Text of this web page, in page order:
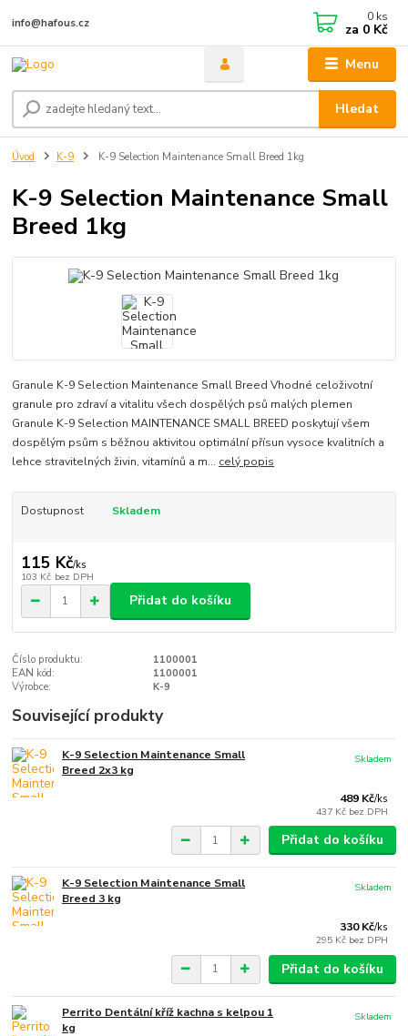
Menu
Hledat
info@hafous.cz 0 ks
za 0 Kč
Úvod K-9 K-9 Selection Maintenance Small Breed 1kg
K-9 Selection Maintenance Small
Breed 1kg
Granule K-9 Selection Maintenance Small Breed Vhodné celoživotní
granule pro zdraví a vitalitu všech dospělých psů malých plemen
Granule K-9 Selection MAINTENANCE SMALL BREED poskytují všem
dospělým psům s běžnou aktivitou optimální přísun vysoce kvalitních a
lehce stravitelných živin, vitamínů a m... celý popis
Dostupnost Skladem
115 Kč/ks
103 Kč bez DPH
Přidat do košíku
Číslo produktu:
1100001
EAN kód:
1100001
Výrobce:
K-9
Související produkty
K-9 Selection Maintenance Small
Breed 2x3 kg
489 Kč/ks
437 Kč bez DPH
Skladem
Přidat do košíku
K-9 Selection Maintenance Small
Breed 3 kg
330 Kč/ks
295 Kč bez DPH
Skladem
Přidat do košíku
Perrito Dentální kříž kachna s kelpou 1
kg
Skladem